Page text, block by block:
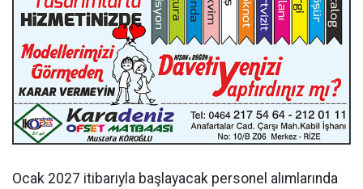
Ocak 2027 itibarıyla başlayacak personel alımlarında